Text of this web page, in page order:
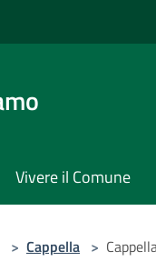
Vivere il Comune
> Cappella >